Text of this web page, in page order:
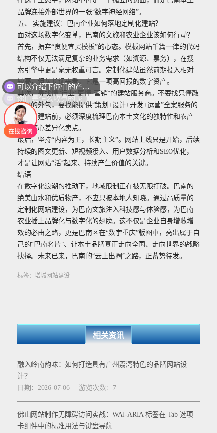
品牌连接外部世界的一张“数字神经网络”。
五、 实施建议：巴南企业如何落地定制化建站？
面对这场数字化变革，巴南的文旅和农业企业该如何行动？
首先，摒弃“贪便宜买模板”的心态。模板网站千篇一律的代码
结构不仅无法满足复杂的业务需求（如溯源、票务），在搜
索引擎中更是毫无权重可言。定制化建站虽然前期投入相对
较高，但从长远来看，它是一项高回报的数字资产。
其次，寻找懂“行业”更懂“营销”的建站服务商。不要找只懂敲
代码的外包，要找能提供“策划+设计+开发+运营”全案服务的
团队。建站前，必须深度梳理巴南本土文化的独特性和农产
品的核心差异化卖点。
最后，坚持“内容为王，长期主义”。网站上线只是开始，后续
持续的图文更新、短视频接入、用户数据分析和SEO优化，
才是让网站“活”起来、持续产生价值的关键。
结语
在数字化浪潮的推动下，地域限制正在被无限打破。巴南的
绝美山水和优质物产，不应只被本地人知晓。通过高质量的
定制化网站建设，为巴南文旅注入科技感与体验感，为巴南
农业插上品牌化与数字化的翅膀。这不仅是企业自身增收增
效的必由之路，更是巴南区在“数字重庆”版图中，亮出属于自
己的“巴南名片”、让本土品牌真正走向全国、走向世界的战略
抉择。未来已来，巴南的“云上出圈”之路，正蓄势待发。
标签：增城网站建设
相关资讯
融入岭南韵味：如何打造具有广州荔湾特色的品牌网站设
计？
日期：2026-07-06
游览次数：7
佛山网站制作无障碍访问实战：WAI-ARIA 标签在 Tab 选项
卡组件中的标准用法与键盘导航
可以介绍下你们的产品么
你们是怎么收费的呢